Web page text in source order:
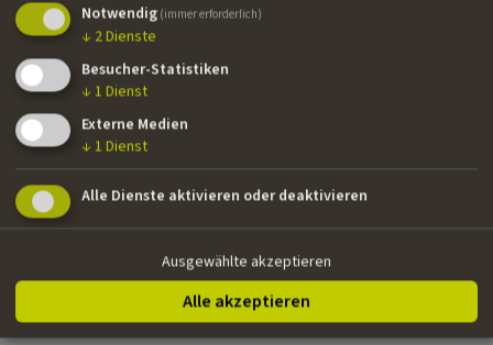
››
Blood Right| Spielfilm | Acaba Film Production |
Drehbuch
››End of the World| Spielfilm | I Quattro Gatti |
Drehbuch
Nationalität
Italienisch
camillaruggiero1@gmail.com
Notwendig (immer erforderlich)
↓ 2Dienste
Besucher-Statistiken
↓ 1 Dienst
Externe Medien
↓ 1 Dienst
Alle Dienste aktivieren oder deaktivieren
Ausgewählte akzeptieren
Alle akzeptieren